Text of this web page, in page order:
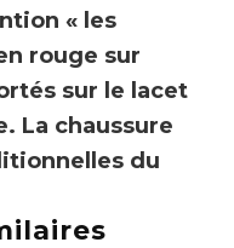
« les
rouge sur
sur le lacet
La chaussure
du